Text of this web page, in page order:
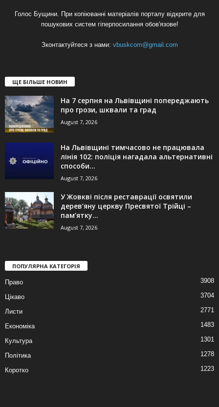
Голос Бущини. При копіюванні матеріалів порталу відкрите для
пошукових систем гіперпосилання обов'язове!
Зконтактуйтеся з нами: vbuskcom@gmail.com
ЩЕ БІЛЬШЕ НОВИН
На 7 серпня на Львівщині попереджають
про грози, шквали та град
August 7, 2026
На Львівщині тимчасово не працювала
лінія 102: поліція нагадала альтернативні
способи...
August 7, 2026
У Жовкві після реставрації освятили
дерев’яну церкву Пресвятої Трійці –
пам’ятку...
August 7, 2026
ПОПУЛЯРНА КАТЕГОРІЯ
Право 3908
Цікаво 3704
Листи 2771
Економіка 1483
Культура 1301
Політика 1278
Коротко 1223